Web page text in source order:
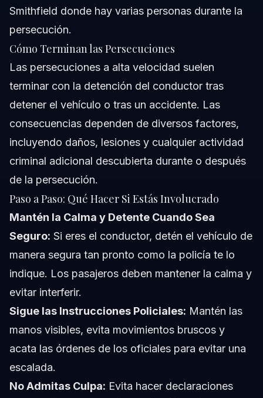
Smithfield donde hay varias personas durante la
persecución.
Cómo Terminan las Persecuciones
Las persecuciones a alta velocidad suelen
terminar con la detención del conductor tras
detener el vehículo o tras un accidente. Las
consecuencias dependen de diversos factores,
incluyendo daños, lesiones y cualquier actividad
criminal adicional descubierta durante o después
de la persecución.
Paso a Paso: Qué Hacer Si Estás Involucrado
Mantén la Calma y Detente Cuando Sea
Seguro: Si eres el conductor, detén el vehículo de
manera segura tan pronto como la policía te lo
indique. Los pasajeros deben mantener la calma y
evitar interferir.
Sigue las Instrucciones Policiales: Mantén las
manos visibles, evita movimientos bruscos y
acata las órdenes de los oficiales para evitar una
escalada.
No Admitas Culpa: Evita hacer declaraciones